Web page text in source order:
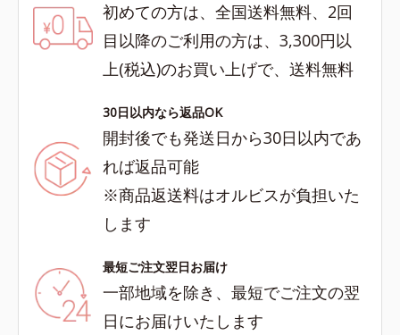
初めての方は、全国送料無料、2回
目以降のご利用の方は、3,300円以
上(税込)のお買い上げで、送料無料
30日以内なら返品OK
開封後でも発送日から30日以内であ
れば返品可能
※商品返送料はオルビスが負担いた
します
最短ご注文翌日お届け
一部地域を除き、最短でご注文の翌
日にお届けいたします